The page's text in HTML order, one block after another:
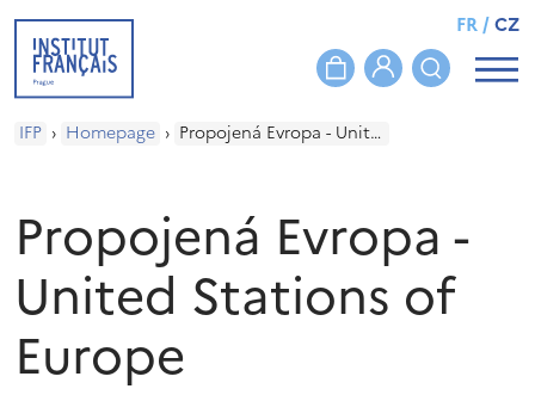
FR/CZ
IFP › Homepage › Propojená Evropa - United Stations of Europe
Propojená Evropa -
United Stations of
Europe